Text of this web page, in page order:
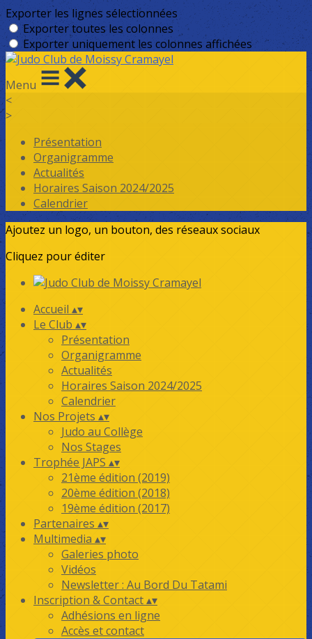
Exporter les lignes sélectionnées
Exporter toutes les colonnes
Exporter uniquement les colonnes affichées
Menu
<
>
Présentation
Organigramme
Actualités
Horaires Saison 2024/2025
Calendrier
Ajoutez un logo, un bouton, des réseaux sociaux
Cliquez pour éditer
Accueil ▴▾
Le Club ▴▾
Présentation
Organigramme
Actualités
Horaires Saison 2024/2025
Calendrier
Nos Projets ▴▾
Judo au Collège
Nos Stages
Trophée JAPS ▴▾
21ème édition (2019)
20ème édition (2018)
19ème édition (2017)
Partenaires ▴▾
Multimedia ▴▾
Galeries photo
Vidéos
Newsletter : Au Bord Du Tatami
Inscription & Contact▴▾
Adhésions en ligne
Accès et contact